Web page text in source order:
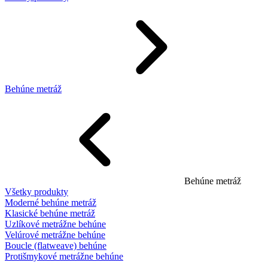
Behúne metráž
Behúne metráž
Všetky produkty
Moderné behúne metráž
Klasické behúne metráž
Uzlíkové metrážne behúne
Velúrové metrážne behúne
Boucle (flatweave) behúne
Protišmykové metrážne behúne